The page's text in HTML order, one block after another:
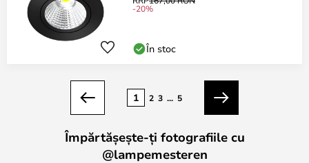
-20%
În stoc
Anterior
1 2 3 ... 5
Următorul
Împărtășește-ți fotografiile cu
@lampemesteren